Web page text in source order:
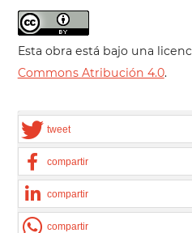
Esta obra está bajo una
Commons Atribución 4.0.
tweet
compartir
compartir
compartir